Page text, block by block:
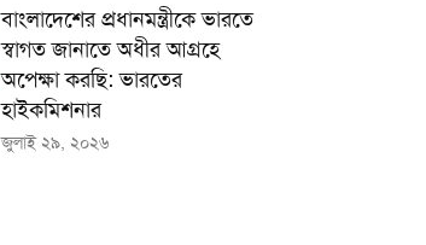
বাংলাদেশের প্রধানমন্ত্রীকে ভারতে
স্বাগত জানাতে অধীর আগ্রহে
অপেক্ষা কর‌ছি: ভারতের
হাইকমিশনার
জুলাই ২৯, ২০২৬